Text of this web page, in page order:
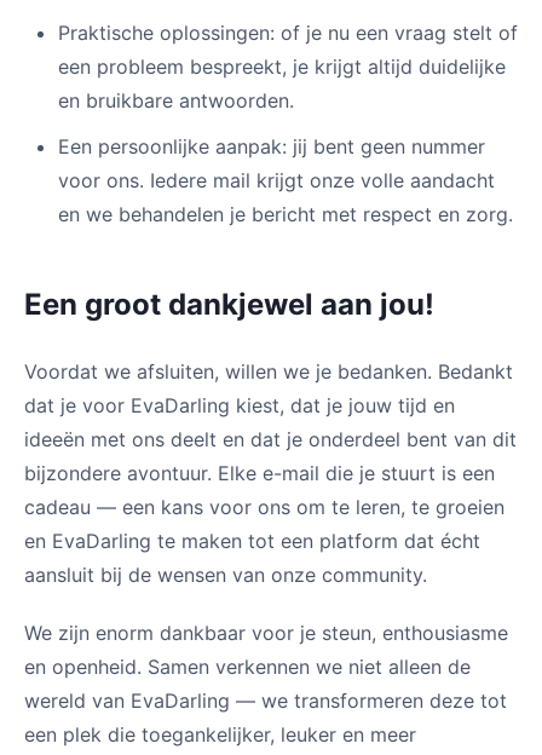
Praktische oplossingen: of je nu een vraag stelt of
een probleem bespreekt, je krijgt altijd duidelijke
en bruikbare antwoorden.
Een persoonlijke aanpak: jij bent geen nummer
voor ons. Iedere mail krijgt onze volle aandacht
en we behandelen je bericht met respect en zorg.
Een groot dankjewel aan jou!
Voordat we afsluiten, willen we je bedanken. Bedankt
dat je voor EvaDarling kiest, dat je jouw tijd en
ideeën met ons deelt en dat je onderdeel bent van dit
bijzondere avontuur. Elke e-mail die je stuurt is een
cadeau — een kans voor ons om te leren, te groeien
en EvaDarling te maken tot een platform dat écht
aansluit bij de wensen van onze community.
We zijn enorm dankbaar voor je steun, enthousiasme
en openheid. Samen verkennen we niet alleen de
wereld van EvaDarling — we transformeren deze tot
een plek die toegankelijker, leuker en meer